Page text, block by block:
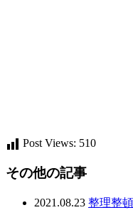
Post Views: 510
その他の記事
2021.08.23 整理整頓